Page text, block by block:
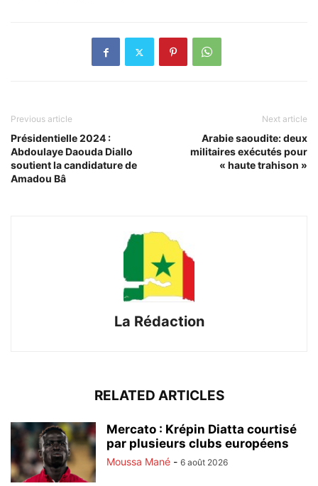
Previous article
Présidentielle 2024 :
Abdoulaye Daouda Diallo
soutient la candidature de
Amadou Bâ
Next article
Arabie saoudite: deux
militaires exécutés pour
« haute trahison »
La Rédaction
RELATED ARTICLES
Mercato : Krépin Diatta courtisé
par plusieurs clubs européens
Moussa Mané - 6 août 2026